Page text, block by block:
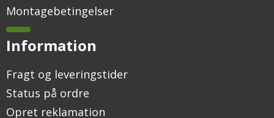
Montagebetingelser
Information
Fragt og leveringstider
Status på ordre
Opret reklamation